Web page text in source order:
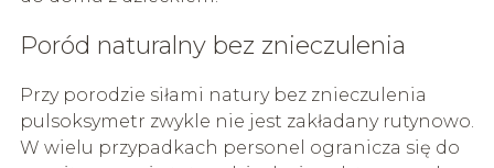
Poród naturalny bez znieczulenia
Przy porodzie siłami natury bez znieczulenia
pulsoksymetr zwykle nie jest zakładany rutynowo.
W wielu przypadkach personel ogranicza się do